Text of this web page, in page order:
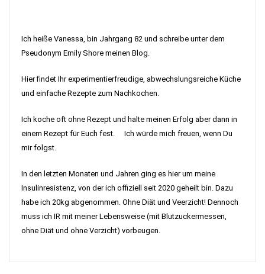
Ich heiße Vanessa, bin Jahrgang 82 und schreibe unter dem
Pseudonym Emily Shore meinen Blog.
Hier findet Ihr experimentierfreudige, abwechslungsreiche Küche
und einfache Rezepte zum Nachkochen.
Ich koche oft ohne Rezept und halte meinen Erfolg aber dann in
einem Rezept für Euch fest. Ich würde mich freuen, wenn Du
mir folgst.
In den letzten Monaten und Jahren ging es hier um meine
Insulinresistenz, von der ich offiziell seit 2020 geheilt bin. Dazu
habe ich 20kg abgenommen. Ohne Diät und Veerzicht! Dennoch
muss ich IR mit meiner Lebensweise (mit Blutzuckermessen,
ohne Diät und ohne Verzicht) vorbeugen.